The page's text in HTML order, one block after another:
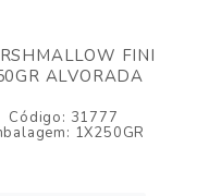
FINI
ALVORADA
Código: 31777
1X250GR